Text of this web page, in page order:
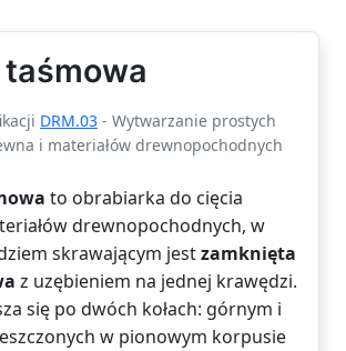
taśmowa
DRM.03 - Wytwarzanie prostych
i materiałów drewnopochodnych
to obrabiarka do cięcia
drewnopochodnych, w
skrawającym jestzamknięta
z uzębieniem na jednej krawędzi.
się po dwóch kołach: górnym i
w pionowym korpusie